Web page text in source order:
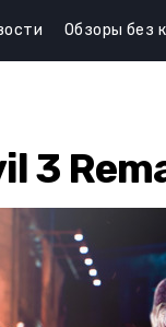
Обзоры без
3